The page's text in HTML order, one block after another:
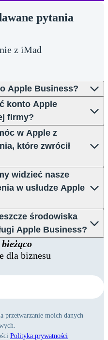
pytania
z iMad
Apple Business?
konto Apple
firmy?
w Apple z
które zwrócił
widzieć nasze
w usłudze Apple
środowiska
Apple Business?
dla biznesu
przetwarzanie moich danych
Polityka prywatności